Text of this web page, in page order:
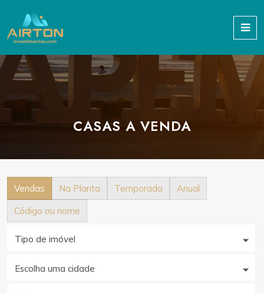
CASAS A VENDA
Vendas Na Planta Temporada
Anual
Código ou nome
Tipo de imóvel
Escolha uma cidade